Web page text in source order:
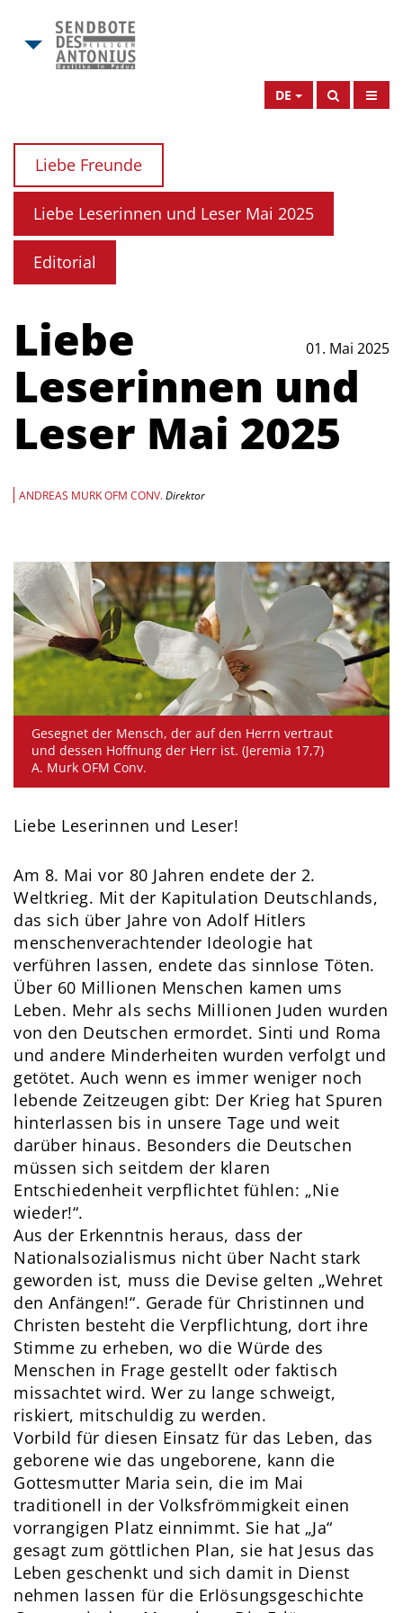
DE
Liebe Freunde
Liebe Leserinnen und Leser Mai 2025
Editorial
01. Mai 2025
Liebe
Leserinnen und
Leser Mai 2025
ANDREAS MURK OFM CONV.Direktor
Gesegnet der Mensch, der auf den Herrn vertraut
und dessen Hoffnung der Herr ist. (Jeremia 17,7)
A. Murk OFM Conv.
Liebe Leserinnen und Leser!
Am 8. Mai vor 80 Jahren endete der 2.
Weltkrieg. Mit der Kapitulation Deutschlands,
das sich über Jahre von Adolf Hitlers
menschenverachtender Ideologie hat
verführen lassen, endete das sinnlose Töten.
Über 60 Millionen Menschen kamen ums
Leben. Mehr als sechs Millionen Juden wurden
von den Deutschen ermordet. Sinti und Roma
und andere Minderheiten wurden verfolgt und
getötet. Auch wenn es immer weniger noch
lebende Zeitzeugen gibt: Der Krieg hat Spuren
hinterlassen bis in unsere Tage und weit
darüber hinaus. Besonders die Deutschen
müssen sich seitdem der klaren
Entschiedenheit verpflichtet fühlen: „Nie
wieder!“.
Aus der Erkenntnis heraus, dass der
Nationalsozialismus nicht über Nacht stark
geworden ist, muss die Devise gelten „Wehret
den Anfängen!“. Gerade für Christinnen und
Christen besteht die Verpflichtung, dort ihre
Stimme zu erheben, wo die Würde des
Menschen in Frage gestellt oder faktisch
missachtet wird. Wer zu lange schweigt,
riskiert, mitschuldig zu werden.
Vorbild für diesen Einsatz für das Leben, das
geborene wie das ungeborene, kann die
Gottesmutter Maria sein, die im Mai
traditionell in der Volksfrömmigkeit einen
vorrangigen Platz einnimmt. Sie hat „Ja“
gesagt zum göttlichen Plan, sie hat Jesus das
Leben geschenkt und sich damit in Dienst
nehmen lassen für die Erlösungsgeschichte